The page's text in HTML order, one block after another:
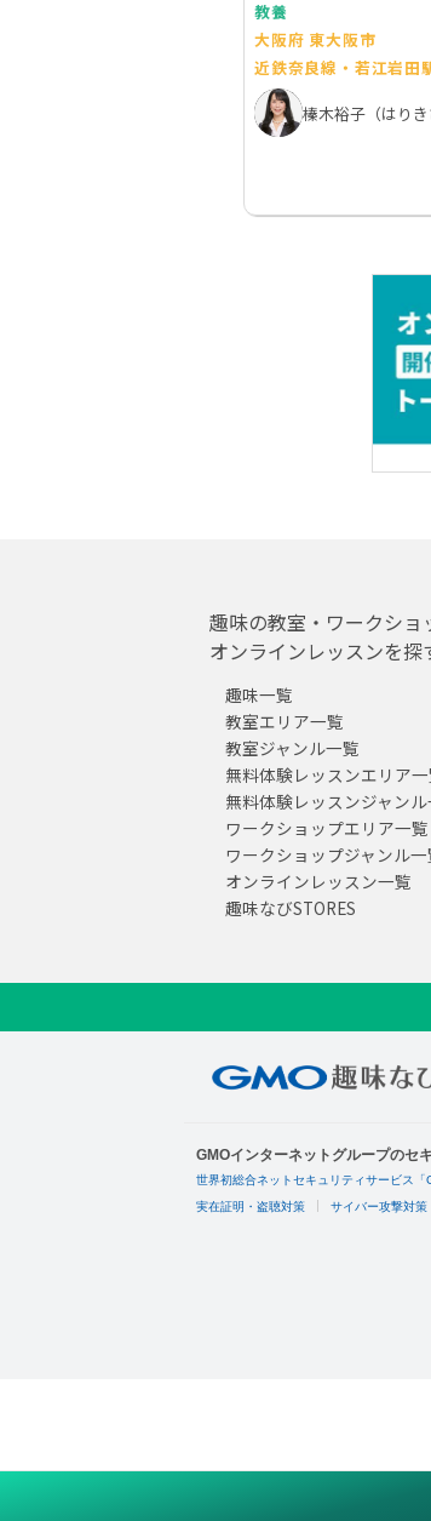
教養
大阪府 東大阪市
近鉄奈良線・若江岩田
榛木裕子（はりき
趣味の教室・ワークショ
オンラインレッスンを探
趣味一覧
教室エリア一覧
教室ジャンル一覧
無料体験レッスンエリア
無料体験レッスンジャン
ワークショップエリア一覧
ワークショップジャンル一
オンラインレッスン一覧
趣味なびSTORES